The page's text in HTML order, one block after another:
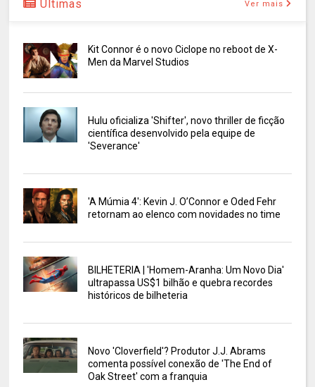
Últimas Ver mais
Kit Connor é o novo Ciclope no reboot de X-
Men da Marvel Studios
Hulu oficializa 'Shifter', novo thriller de ficção
científica desenvolvido pela equipe de
'Severance'
'A Múmia 4': Kevin J. O’Connor e Oded Fehr
retornam ao elenco com novidades no time
BILHETERIA | 'Homem-Aranha: Um Novo Dia'
ultrapassa US$1 bilhão e quebra recordes
históricos de bilheteria
Novo 'Cloverfield'? Produtor J.J. Abrams
comenta possível conexão de 'The End of
Oak Street' com a franquia